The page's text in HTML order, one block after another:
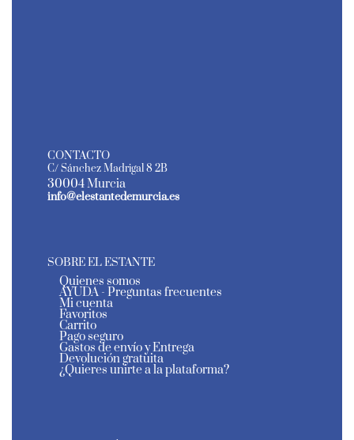
CONTACTO
C/ Sánchez Madrigal 8 2B
30004 Murcia
info@elestantedemurcia.es
SOBRE EL ESTANTE
Quienes somos
AYUDA - Preguntas frecuentes
Mi cuenta
Favoritos
Carrito
Pago seguro
Gastos de envío y Entrega
Devolución gratuita
¿Quieres unirte a la plataforma?